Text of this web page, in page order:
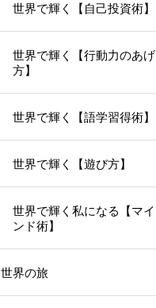
世界で輝く【自己投資術】
世界で輝く【行動力のあげ
方】
世界で輝く【語学習得術】
世界で輝く【遊び方】
世界で輝く私になる【マイ
ンド術】
世界の旅